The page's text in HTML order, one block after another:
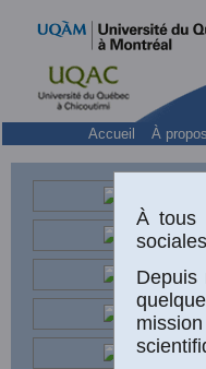
Accueil À propos
À tous